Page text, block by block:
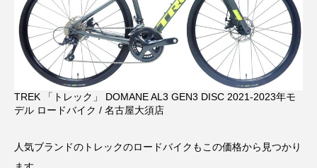
TREK 「トレック」 DOMANE AL3 GEN3 DISC 2021-2023年モ
デル ロードバイク / 名古屋大須店
人気ブランドのトレックのロードバイクもこの価格から見つかり